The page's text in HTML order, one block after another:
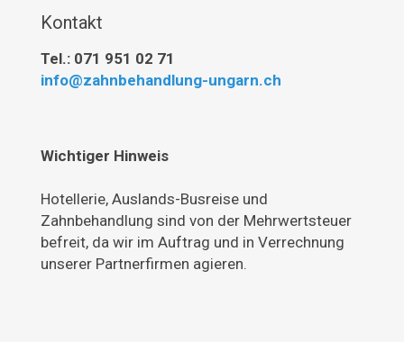
Kontakt
Tel.: 071 951 02 71
info@zahnbehandlung-ungarn.ch
Wichtiger Hinweis
Hotellerie, Auslands-Busreise und
Zahnbehandlung sind von der Mehrwertsteuer
befreit, da wir im Auftrag und in Verrechnung
unserer Partnerfirmen agieren.